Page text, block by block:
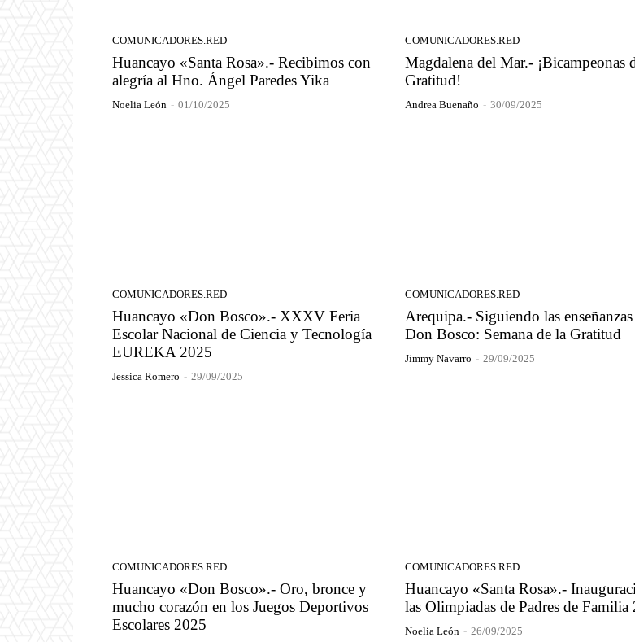
COMUNICADORES.RED
Huancayo «Santa Rosa».- Recibimos con
alegría al Hno. Ángel Paredes Yika
Noelia León - 01/10/2025
COMUNICADORES.RED
Magdalena del Mar.- ¡Bicampeonas
Gratitud!
Andrea Buenaño - 30/09/2025
COMUNICADORES.RED
Huancayo «Don Bosco».- XXXV Feria
Escolar Nacional de Ciencia y Tecnología
EUREKA 2025
Jessica Romero - 29/09/2025
COMUNICADORES.RED
Arequipa.- Siguiendo las
Don Bosco: Semana de la Gratitud
Jimmy Navarro - 29/09/2025
COMUNICADORES.RED
Huancayo «Don Bosco».- Oro, bronce y
mucho corazón en los Juegos Deportivos
Escolares 2025
COMUNICADORES.RED
Huancayo «Santa Rosa».-
las Olimpiadas de Padres de Familia
Noelia León - 26/09/2025